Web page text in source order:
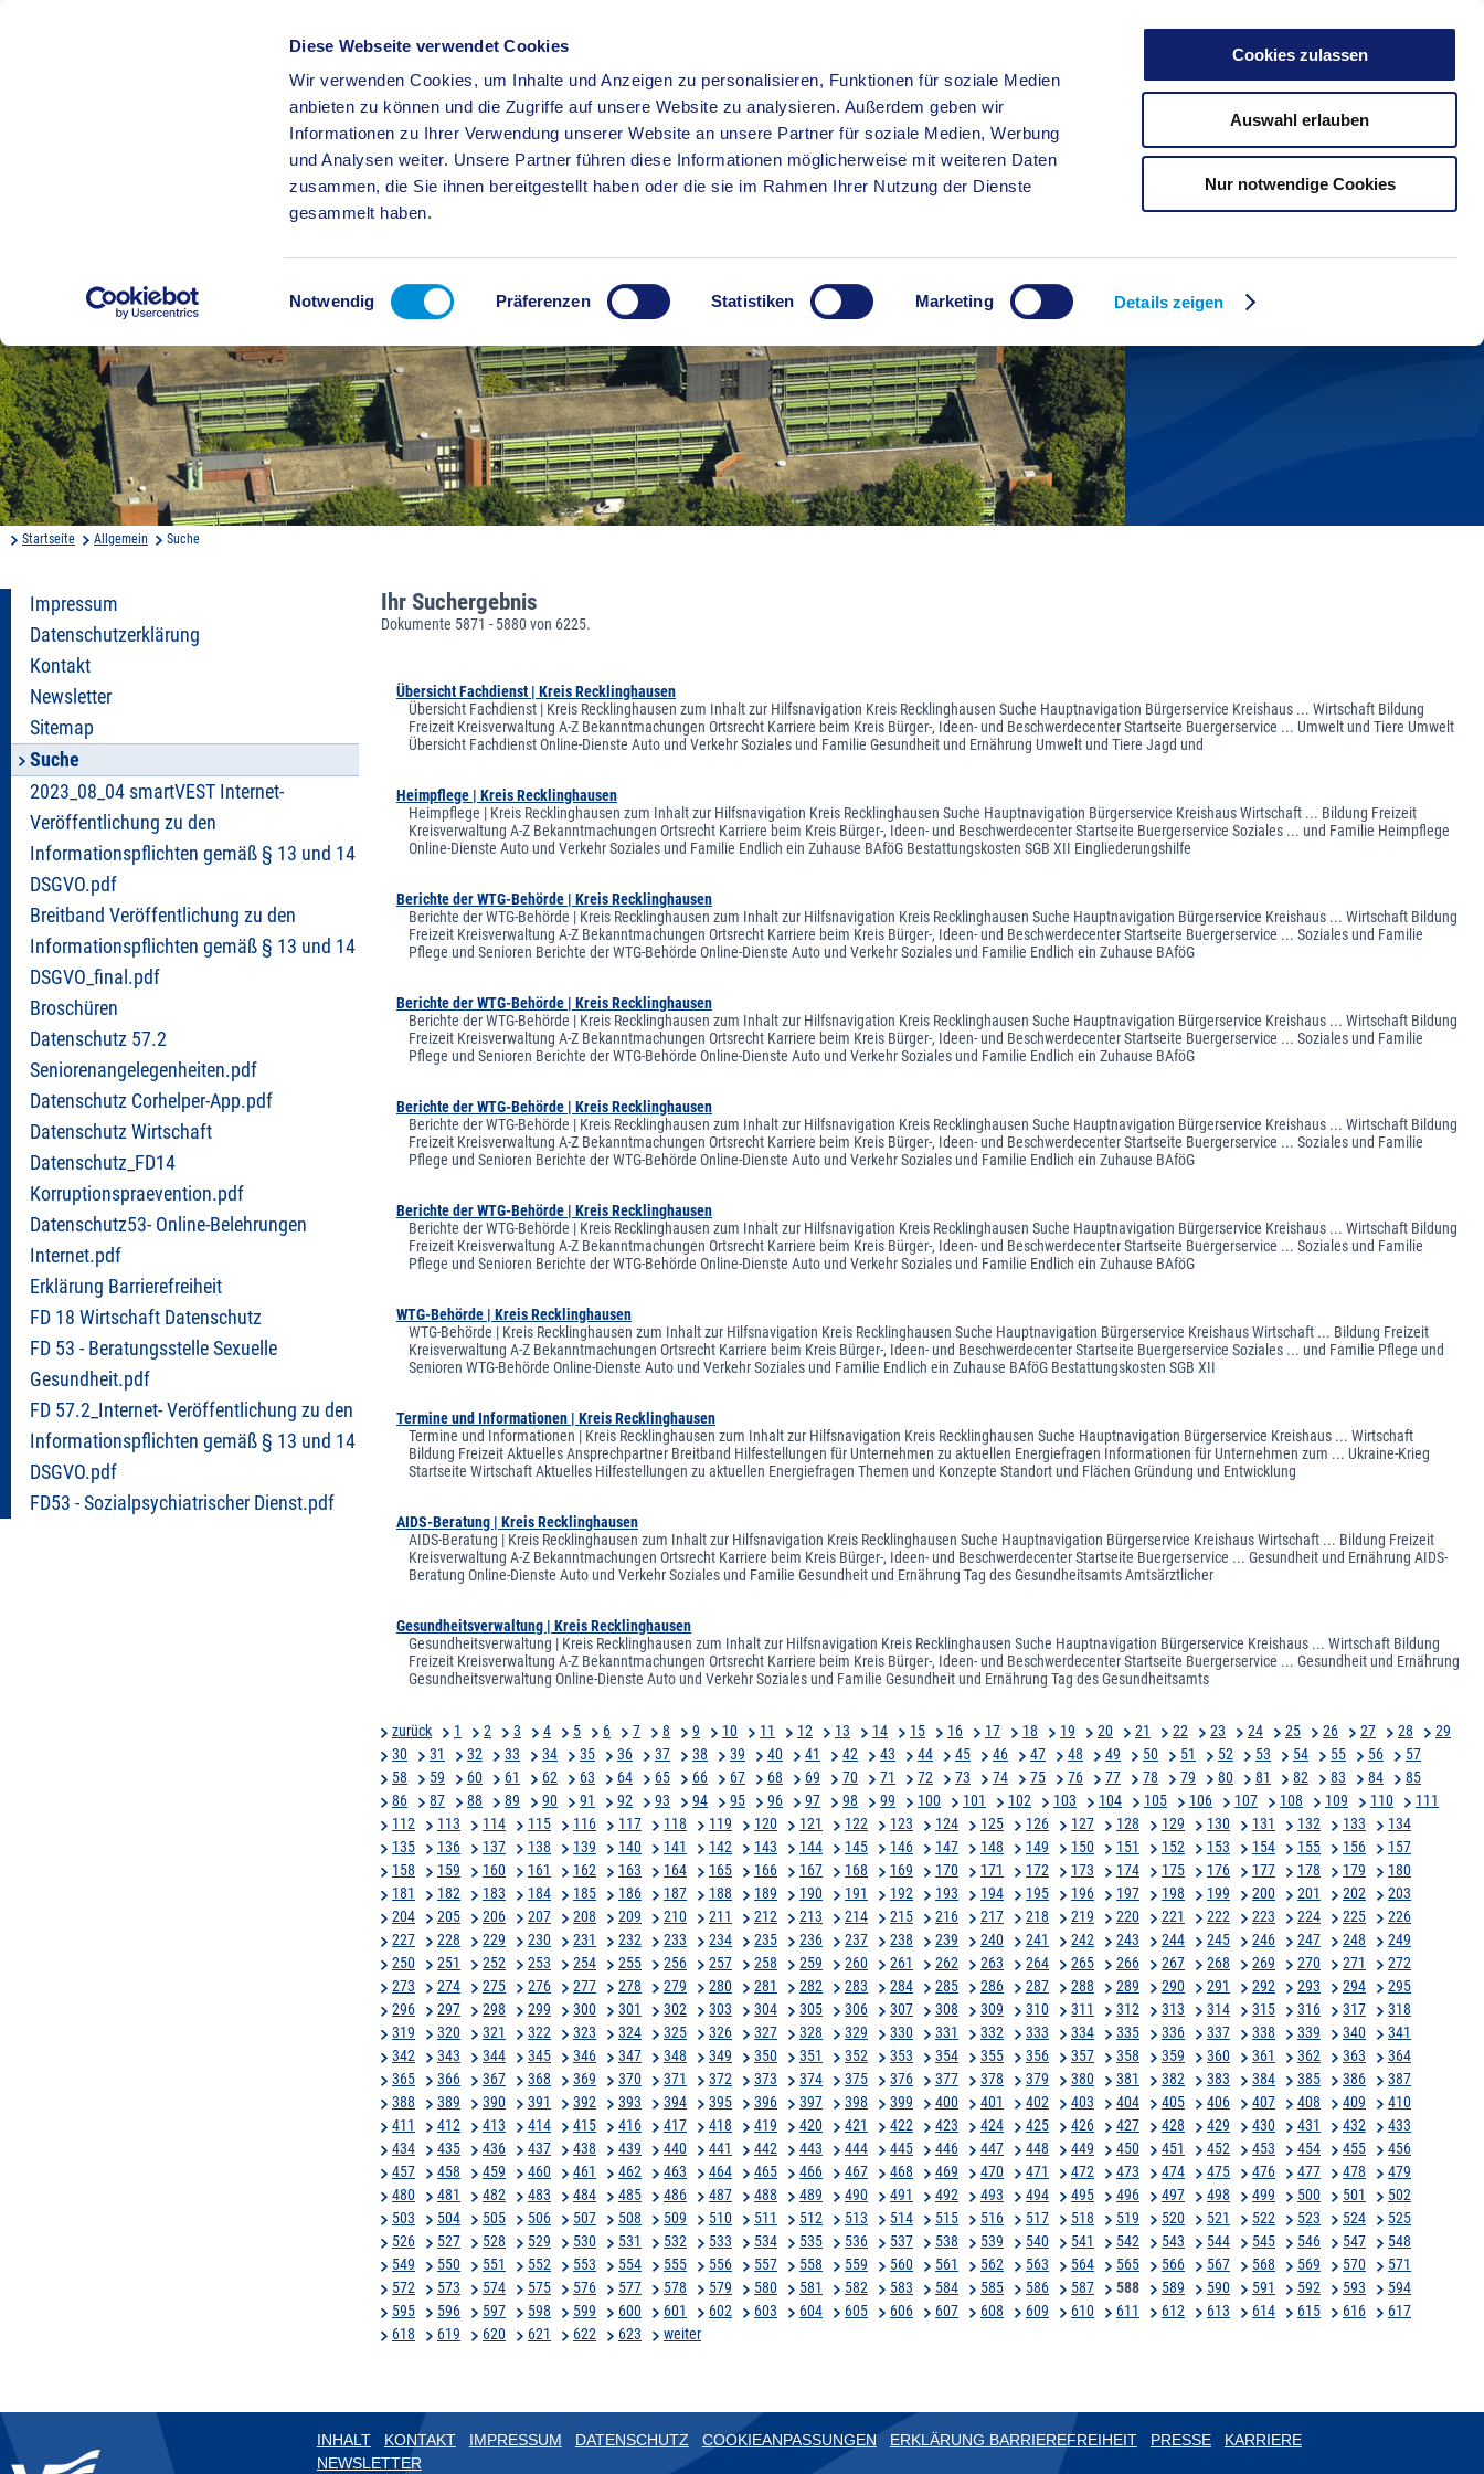
Diese Webseite verwendet Cookies
Wir verwenden Cookies, um Inhalte und Anzeigen zu personalisieren, Funktionen für soziale Medien
anbieten zu können und die Zugriffe auf unsere Website zu analysieren. Außerdem geben wir
Informationen zu Ihrer Verwendung unserer Website an unsere Partner für soziale Medien, Werbung
und Analysen weiter. Unsere Partner führen diese Informationen möglicherweise mit weiteren Daten
zusammen, die Sie ihnen bereitgestellt haben oder die sie im Rahmen Ihrer Nutzung der Dienste
gesammelt haben.
Einwilligungsauswahl
Notwendig Präferenzen Statistiken Marketing Details zeigen
Cookies zulassen
Auswahl erlauben
Nur notwendige Cookies
BÜRGERSERVICE KREISHAUS WIRTSCHAFT BILDUNG
Startseite Allgemein Suche
Impressum
Datenschutzerklärung
Kontakt
Newsletter
Sitemap
Suche
2023_08_04 smartVEST Internet-
Veröffentlichung zu den
Informationspflichten gemäß § 13 und 14
DSGVO.pdf
Breitband Veröffentlichung zu den
Informationspflichten gemäß § 13 und 14
DSGVO_final.pdf
Broschüren
Datenschutz 57.2
Seniorenangelegenheiten.pdf
Datenschutz Corhelper-App.pdf
Datenschutz Wirtschaft
Datenschutz_FD14
Korruptionspraevention.pdf
Datenschutz53- Online-Belehrungen
Internet.pdf
Erklärung Barrierefreiheit
FD 18 Wirtschaft Datenschutz
FD 53 - Beratungsstelle Sexuelle
Gesundheit.pdf
FD 57.2_Internet- Veröffentlichung zu den
Informationspflichten gemäß § 13 und 14
DSGVO.pdf
FD53 - Sozialpsychiatrischer Dienst.pdf
Ihr Suchergebnis
Dokumente 5871 - 5880 von 6225.
Übersicht Fachdienst | Kreis Recklinghausen
Übersicht Fachdienst | Kreis Recklinghausen zum Inhalt zur Hilfsnavigation Kreis Recklinghausen Suche Hauptnavigation Bürgerservice Kreishaus ... Wirtschaft Bildung
Freizeit Kreisverwaltung A-Z Bekanntmachungen Ortsrecht Karriere beim Kreis Bürger-, Ideen- und Beschwerdecenter Startseite Buergerservice ... Umwelt und Tiere Umwelt
Übersicht Fachdienst Online-Dienste Auto und Verkehr Soziales und Familie Gesundheit und Ernährung Umwelt und Tiere Jagd und
Heimpflege | Kreis Recklinghausen
Heimpflege | Kreis Recklinghausen zum Inhalt zur Hilfsnavigation Kreis Recklinghausen Suche Hauptnavigation Bürgerservice Kreishaus Wirtschaft ... Bildung Freizeit
Kreisverwaltung A-Z Bekanntmachungen Ortsrecht Karriere beim Kreis Bürger-, Ideen- und Beschwerdecenter Startseite Buergerservice Soziales ... und Familie Heimpflege
Online-Dienste Auto und Verkehr Soziales und Familie Endlich ein Zuhause BAföG Bestattungskosten SGB XII Eingliederungshilfe
Berichte der WTG-Behörde | Kreis Recklinghausen
Berichte der WTG-Behörde | Kreis Recklinghausen zum Inhalt zur Hilfsnavigation Kreis Recklinghausen Suche Hauptnavigation Bürgerservice Kreishaus ... Wirtschaft Bildung
Freizeit Kreisverwaltung A-Z Bekanntmachungen Ortsrecht Karriere beim Kreis Bürger-, Ideen- und Beschwerdecenter Startseite Buergerservice ... Soziales und Familie
Pflege und Senioren Berichte der WTG-Behörde Online-Dienste Auto und Verkehr Soziales und Familie Endlich ein Zuhause BAföG
Berichte der WTG-Behörde | Kreis Recklinghausen
Berichte der WTG-Behörde | Kreis Recklinghausen zum Inhalt zur Hilfsnavigation Kreis Recklinghausen Suche Hauptnavigation Bürgerservice Kreishaus ... Wirtschaft Bildung
Freizeit Kreisverwaltung A-Z Bekanntmachungen Ortsrecht Karriere beim Kreis Bürger-, Ideen- und Beschwerdecenter Startseite Buergerservice ... Soziales und Familie
Pflege und Senioren Berichte der WTG-Behörde Online-Dienste Auto und Verkehr Soziales und Familie Endlich ein Zuhause BAföG
Berichte der WTG-Behörde | Kreis Recklinghausen
Berichte der WTG-Behörde | Kreis Recklinghausen zum Inhalt zur Hilfsnavigation Kreis Recklinghausen Suche Hauptnavigation Bürgerservice Kreishaus ... Wirtschaft Bildung
Freizeit Kreisverwaltung A-Z Bekanntmachungen Ortsrecht Karriere beim Kreis Bürger-, Ideen- und Beschwerdecenter Startseite Buergerservice ... Soziales und Familie
Pflege und Senioren Berichte der WTG-Behörde Online-Dienste Auto und Verkehr Soziales und Familie Endlich ein Zuhause BAföG
Berichte der WTG-Behörde | Kreis Recklinghausen
Berichte der WTG-Behörde | Kreis Recklinghausen zum Inhalt zur Hilfsnavigation Kreis Recklinghausen Suche Hauptnavigation Bürgerservice Kreishaus ... Wirtschaft Bildung
Freizeit Kreisverwaltung A-Z Bekanntmachungen Ortsrecht Karriere beim Kreis Bürger-, Ideen- und Beschwerdecenter Startseite Buergerservice ... Soziales und Familie
Pflege und Senioren Berichte der WTG-Behörde Online-Dienste Auto und Verkehr Soziales und Familie Endlich ein Zuhause BAföG
WTG-Behörde | Kreis Recklinghausen
WTG-Behörde | Kreis Recklinghausen zum Inhalt zur Hilfsnavigation Kreis Recklinghausen Suche Hauptnavigation Bürgerservice Kreishaus Wirtschaft ... Bildung Freizeit
Kreisverwaltung A-Z Bekanntmachungen Ortsrecht Karriere beim Kreis Bürger-, Ideen- und Beschwerdecenter Startseite Buergerservice Soziales ... und Familie Pflege und
Senioren WTG-Behörde Online-Dienste Auto und Verkehr Soziales und Familie Endlich ein Zuhause BAföG Bestattungskosten SGB XII
Termine und Informationen | Kreis Recklinghausen
Termine und Informationen | Kreis Recklinghausen zum Inhalt zur Hilfsnavigation Kreis Recklinghausen Suche Hauptnavigation Bürgerservice Kreishaus ... Wirtschaft
Bildung Freizeit Aktuelles Ansprechpartner Breitband Hilfestellungen für Unternehmen zu aktuellen Energiefragen Informationen für Unternehmen zum ... Ukraine-Krieg
Startseite Wirtschaft Aktuelles Hilfestellungen zu aktuellen Energiefragen Themen und Konzepte Standort und Flächen Gründung und Entwicklung
AIDS-Beratung | Kreis Recklinghausen
AIDS-Beratung | Kreis Recklinghausen zum Inhalt zur Hilfsnavigation Kreis Recklinghausen Suche Hauptnavigation Bürgerservice Kreishaus Wirtschaft ... Bildung Freizeit
Kreisverwaltung A-Z Bekanntmachungen Ortsrecht Karriere beim Kreis Bürger-, Ideen- und Beschwerdecenter Startseite Buergerservice ... Gesundheit und Ernährung AIDS-
Beratung Online-Dienste Auto und Verkehr Soziales und Familie Gesundheit und Ernährung Tag des Gesundheitsamts Amtsärztlicher
Gesundheitsverwaltung | Kreis Recklinghausen
Gesundheitsverwaltung | Kreis Recklinghausen zum Inhalt zur Hilfsnavigation Kreis Recklinghausen Suche Hauptnavigation Bürgerservice Kreishaus ... Wirtschaft Bildung
Freizeit Kreisverwaltung A-Z Bekanntmachungen Ortsrecht Karriere beim Kreis Bürger-, Ideen- und Beschwerdecenter Startseite Buergerservice ... Gesundheit und Ernährung
Gesundheitsverwaltung Online-Dienste Auto und Verkehr Soziales und Familie Gesundheit und Ernährung Tag des Gesundheitsamts
zurück 1 2 3 4 5 6 7 8 9 10 11 12 13 14 15 16 17 18 19 20 21 22 23 24 25 26 27 28
29
30
31 32 33 34 35 36 37 38 39 40 41 42 43 44 45 46 47 48 49 50 51 52 53 54 55 56
57
58
59 60 61 62 63 64 65 66 67 68 69 70 71 72 73 74 75 76 77 78 79 80 81 82 83 84
85
86
87 88 89 90 91 92 93 94 95 96 97 98 99 100 101 102 103 104 105 106 107 108 109 110
111
112
113 114 115 116 117 118 119 120 121 122 123 124 125 126 127 128 129 130 131 132 133
134
135
136 137 138 139 140 141 142 143 144 145 146 147 148 149 150 151 152 153 154 155 156
157
158
159 160 161 162 163 164 165 166 167 168 169 170 171 172 173 174 175 176 177 178 179
180
181
182 183 184 185 186 187 188 189 190 191 192 193 194 195 196 197 198 199 200 201 202
203
204
205 206 207 208 209 210 211 212 213 214 215 216 217 218 219 220 221 222 223 224 225
226
227
228 229 230 231 232 233 234 235 236 237 238 239 240 241 242 243 244 245 246 247 248
249
250
251 252 253 254 255 256 257 258 259 260 261 262 263 264 265 266 267 268 269 270 271
272
273
274 275 276 277 278 279 280 281 282 283 284 285 286 287 288 289 290 291 292 293 294
295
296
297 298 299 300 301 302 303 304 305 306 307 308 309 310 311 312 313 314 315 316 317
318
319
320 321 322 323 324 325 326 327 328 329 330 331 332 333 334 335 336 337 338 339 340
341
342
343 344 345 346 347 348 349 350 351 352 353 354 355 356 357 358 359 360 361 362 363
364
365
366 367 368 369 370 371 372 373 374 375 376 377 378 379 380 381 382 383 384 385 386
387
388
389 390 391 392 393 394 395 396 397 398 399 400 401 402 403 404 405 406 407 408 409
410
411
412 413 414 415 416 417 418 419 420 421 422 423 424 425 426 427 428 429 430 431 432
433
434
435 436 437 438 439 440 441 442 443 444 445 446 447 448 449 450 451 452 453 454 455
456
457
458 459 460 461 462 463 464 465 466 467 468 469 470 471 472 473 474 475 476 477 478
479
480
481 482 483 484 485 486 487 488 489 490 491 492 493 494 495 496 497 498 499 500 501
502
503
504 505 506 507 508 509 510 511 512 513 514 515 516 517 518 519 520 521 522 523 524
525
526
527 528 529 530 531 532 533 534 535 536 537 538 539 540 541 542 543 544 545 546 547
548
549
550 551 552 553 554 555 556 557 558 559 560 561 562 563 564 565 566 567 568 569 570
571
572
573 574 575 576 577 578 579 580 581 582 583 584 585 586 587 588 589 590 591 592 593
594
595
596 597 598 599 600 601 602 603 604 605 606 607 608 609 610 611 612 613 614 615 616
617
618
619 620 621 622 623 weiter
INHALT KONTAKT IMPRESSUM DATENSCHUTZ COOKIEANPASSUNGEN ERKLÄRUNG BARRIEREFREIHEIT PRESSE
KARRIERE
NEWSLETTER